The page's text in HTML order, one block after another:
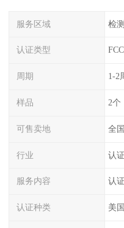
服务区域 检
认证类型
周期 1-2
样品 2个
可售卖地 全国
行业 认
服务内容 认
认证种类 美